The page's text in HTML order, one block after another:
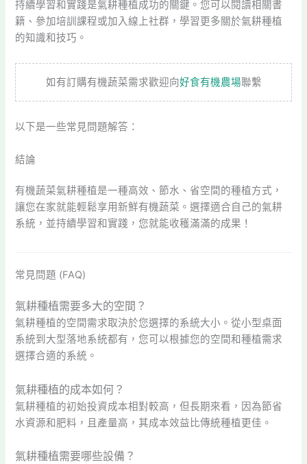
持續學習和實踐是氣耕種植成功的關鍵。您可以閱讀相關書
籍、參加培訓課程或加入線上社群，學習更多關於氣耕種植
的知識和技巧。
如有訂購有機蔬菜需求歡迎向好食有機農場聯繫
以下是一些常見問題解答：
結論
有機蔬菜氣耕種植是一種高效、節水、省空間的種植方式，
讓您在家就能輕鬆享用新鮮有機蔬菜。選擇適合自己的氣耕
系統，並持續學習和實踐，您就能收穫滿滿的成果！
常見問題 (FAQ)
氣耕種植需要多大的空間？
氣耕種植的空間需求取決於您選擇的系統大小。從小型桌面
系統到大型落地系統都有，您可以根據您的空間和種植需求
選擇合適的系統。
氣耕種植的成本如何？
氣耕種植的初始投資成本相對較高，但長期來看，因為節省
水資源和肥料，且產量高，其成本效益比傳統種植更佳。
氣耕種植需要哪些設備？